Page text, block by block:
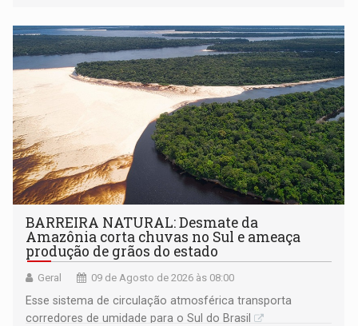
BARREIRA NATURAL: Desmate da
Amazônia corta chuvas no Sul e ameaça
produção de grãos do estado
Geral 09 de Agosto de 2026 às 08:00
Esse sistema de circulação atmosférica transporta
corredores de umidade para o Sul do Brasil